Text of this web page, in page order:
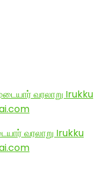
வரலாறு Irukku